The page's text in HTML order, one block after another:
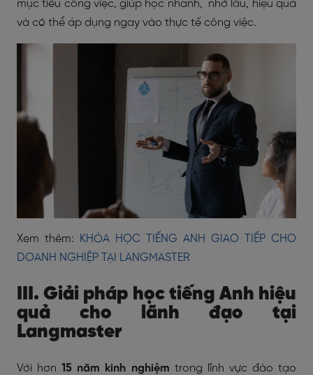
mục tiêu công việc, giúp học nhanh, nhớ lâu, hiệu quả
và có thể áp dụng ngay vào thực tế công việc.
Xem thêm:
KHÓA HỌC TIẾNG ANH GIAO TIẾP CHO
DOANH NGHIỆP TẠI LANGMASTER
III. Giải pháp học tiếng Anh hiệu
quả cho lãnh đạo tại
Langmaster
Với hơn15 năm kinh nghiệm trong lĩnh vực đào tạo